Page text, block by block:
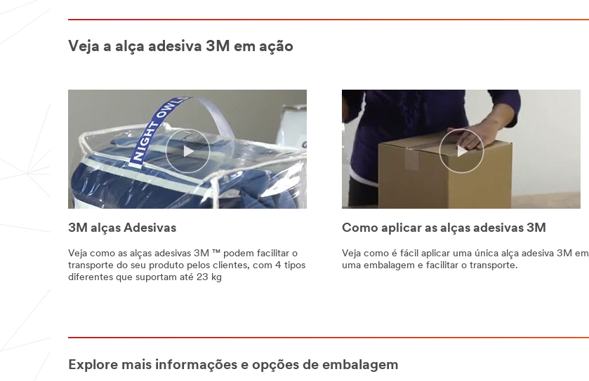
Veja a alça adesiva 3M em ação
3M alças Adesivas
Veja como as alças adesivas 3M ™ podem facilitar o
transporte do seu produto pelos clientes, com 4 tipos
diferentes que suportam até 23 kg
Como aplicar as alças adesivas 3M
Veja como é fácil aplicar uma única alça adesiva 3M em
uma embalagem e facilitar o transporte.
Explore mais informações e opções de embalagem